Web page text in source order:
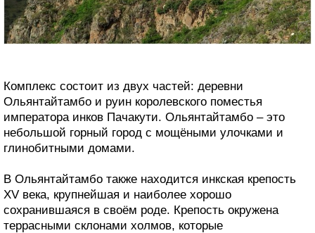
Комплекс состоит из двух частей: деревни
Ольянтайтамбо и руин королевского поместья
императора инков Пачакути. Ольянтайтамбо – это
небольшой горный город с мощёными улочками и
глинобитными домами.
В Ольянтайтамбо также находится инкская крепость
XV века, крупнейшая и наиболее хорошо
сохранившаяся в своём роде. Крепость окружена
террасными склонами холмов, которые